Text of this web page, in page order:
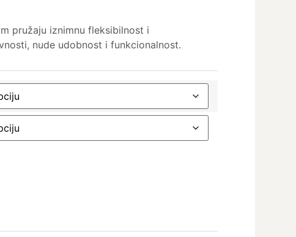
pružaju iznimnu fleksibilnost i
nude udobnost i funkcionalnost.